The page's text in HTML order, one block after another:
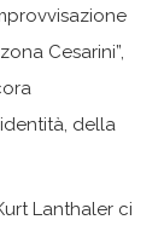
Cesarini”,
della
Lanthaler ci